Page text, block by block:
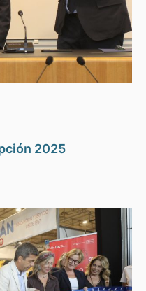
2025